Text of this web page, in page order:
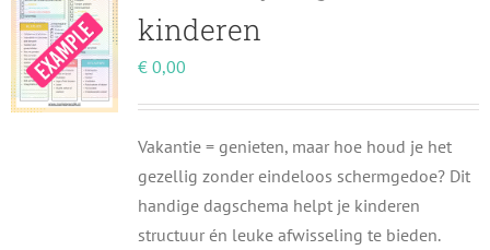
kinderen
€0,00
Vakantie = genieten, maar hoe houd je het
gezellig zonder eindeloos schermgedoe? Dit
handige dagschema helpt je kinderen
structuur én leuke afwisseling te bieden.